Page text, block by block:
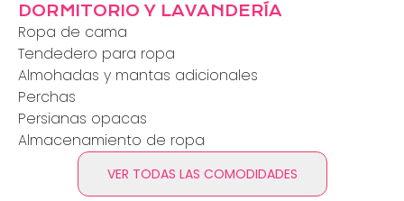
DORMITORIO Y LAVANDERÍA
Ropa de cama
Tendedero para ropa
Almohadas y mantas adicionales
Perchas
Persianas opacas
Almacenamiento de ropa
VER TODAS LAS COMODIDADES